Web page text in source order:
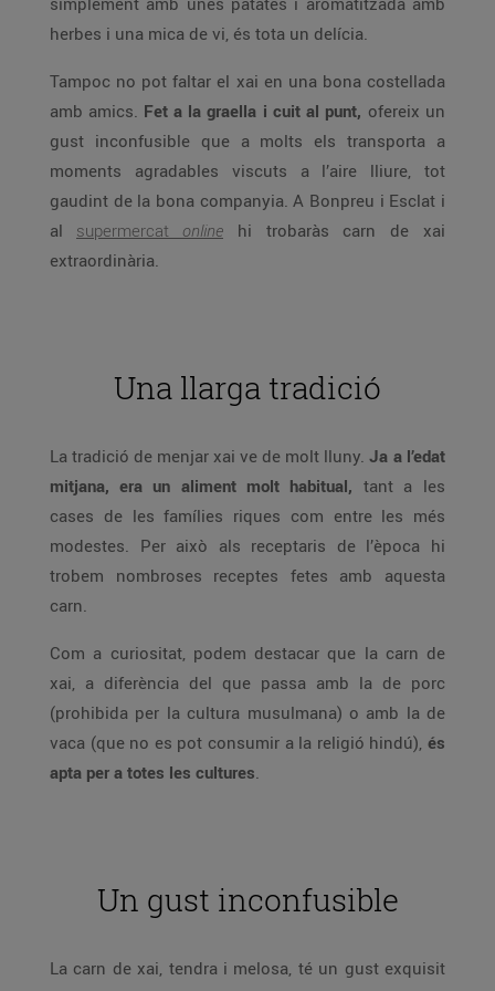
herbes i una mica de vi, és tota un delícia.
Tampoc no pot faltar el xai en una bona costellada
amb amics. Fet a la graella i cuit al punt, ofereix un
gust inconfusible que a molts els transporta a
moments agradables viscuts a l’aire lliure, tot
gaudint de la bona companyia. A Bonpreu i Esclat i
al supermercat online hi trobaràs carn de xai
extraordinària.
Una llarga tradició
La tradició de menjar xai ve de molt lluny. Ja a l’edat
mitjana, era un aliment molt habitual, tant a les
cases de les famílies riques com entre les més
modestes. Per això als receptaris de l’època hi
trobem nombroses receptes fetes amb aquesta
carn.
Com a curiositat, podem destacar que la carn de
xai, a diferència del que passa amb la de porc
(prohibida per la cultura musulmana) o amb la de
vaca (que no es pot consumir a la religió hindú), és
apta per a totes les cultures.
Un gust inconfusible
La carn de xai, tendra i melosa, té un gust exquisit